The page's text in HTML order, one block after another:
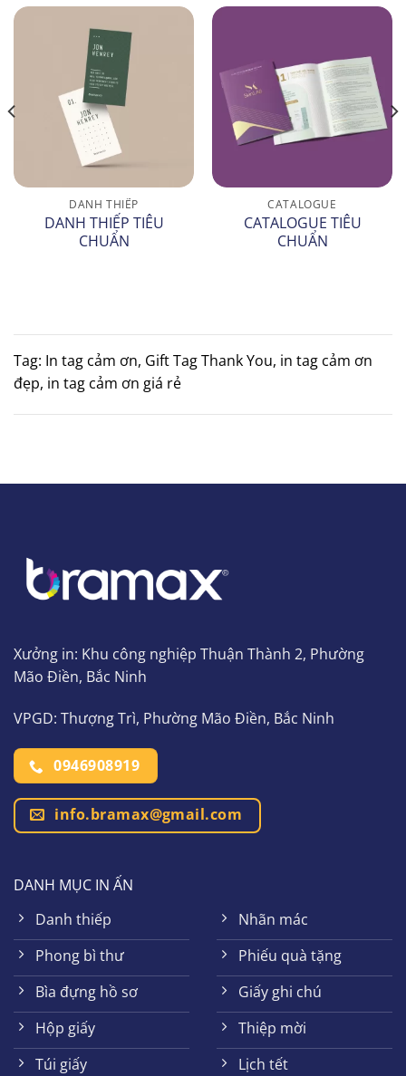
DANH THIẾP
DANH THIẾP TIÊU
CHUẨN
CATALOGUE
CATALOGUE TIÊU
CHUẨN
Tag: In tag cảm ơn, Gift Tag Thank You, in tag cảm ơn
đẹp, in tag cảm ơn giá rẻ
Xưởng in: Khu công nghiệp Thuận Thành 2, Phường
Mão Điền, Bắc Ninh
VPGD: Thượng Trì, Phường Mão Điền, Bắc Ninh
0946908919
info.bramax@gmail.com
DANH MỤC IN ẤN
Danh thiếp
Phong bì thư
Bìa đựng hồ sơ
Hộp giấy
Túi giấy
Nhãn mác
Phiếu quà tặng
Giấy ghi chú
Thiệp mời
Lịch tết